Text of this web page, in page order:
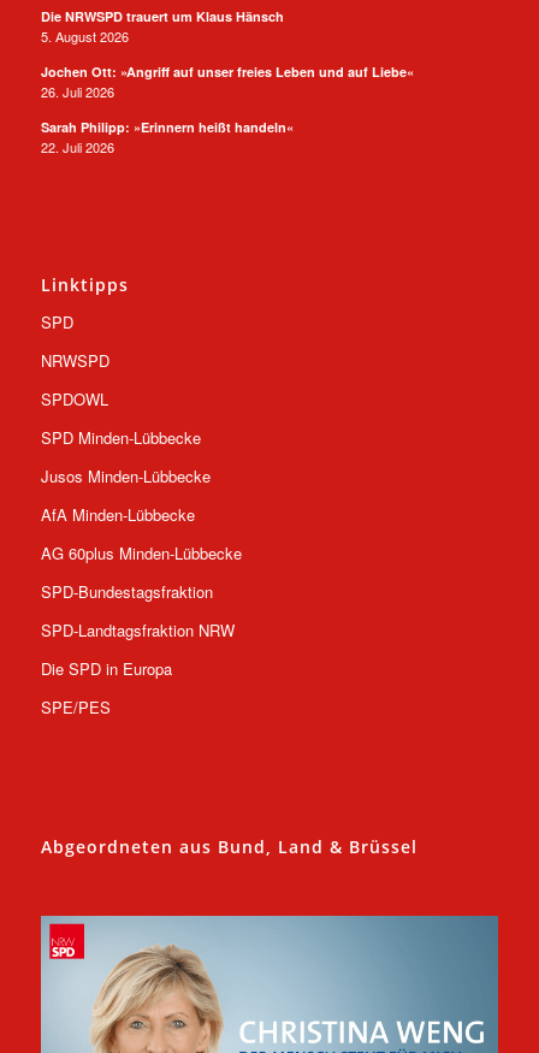
Die NRWSPD trauert um Klaus Hänsch
5. August 2026
Jochen Ott: »Angriff auf unser freies Leben und auf Liebe«
26. Juli 2026
Sarah Philipp: »Erinnern heißt handeln«
22. Juli 2026
Linktipps
SPD
NRWSPD
SPDOWL
SPD Minden-Lübbecke
Jusos Minden-Lübbecke
AfA Minden-Lübbecke
AG 60plus Minden-Lübbecke
SPD-Bundestagsfraktion
SPD-Landtagsfraktion NRW
Die SPD in Europa
SPE/PES
Abgeordneten aus Bund, Land & Brüssel